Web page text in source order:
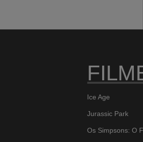
Ice Age
Jurassic Park
Os Simpsons: O